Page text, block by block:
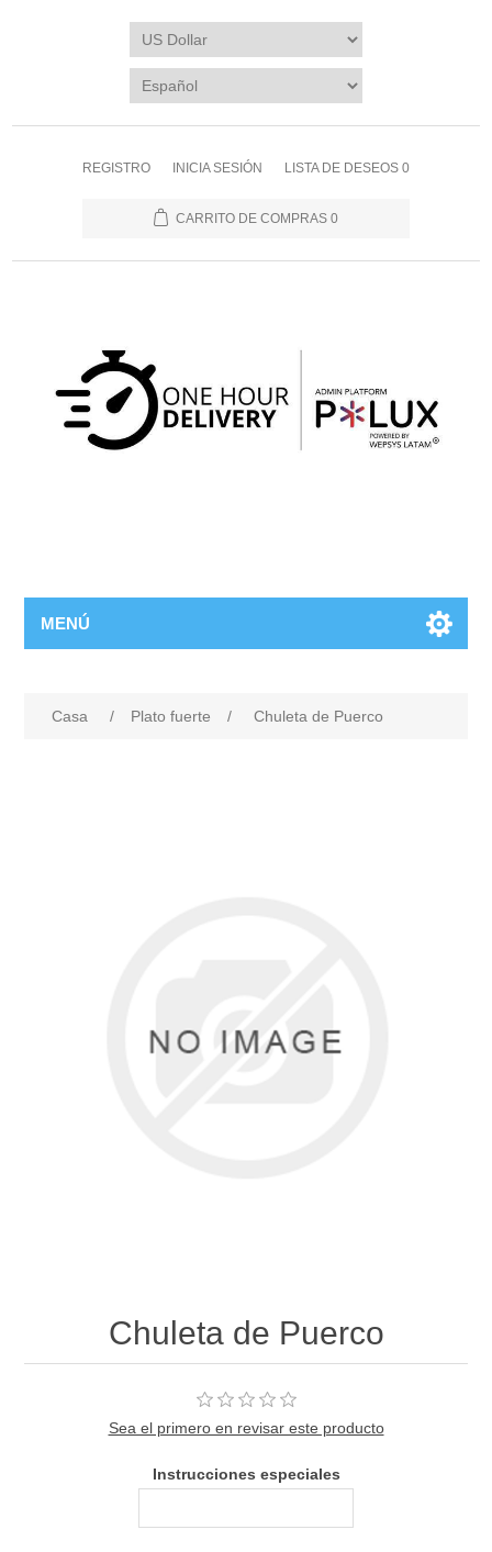
REGISTRO INICIA SESIÓN LISTA DE DESEOS 0
CARRITO DE COMPRAS 0
MENÚ
Casa / Plato fuerte / Chuleta de Puerco
Chuleta de Puerco
Sea el primero en revisar este producto
Instrucciones especiales